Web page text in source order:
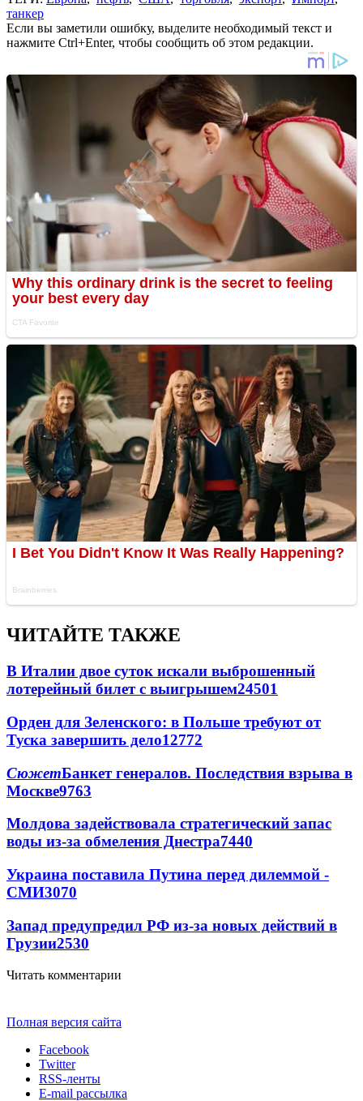
танкер
Если вы заметили ошибку, выделите необходимый текст и
нажмите Ctrl+Enter, чтобы сообщить об этом редакции.
ЧИТАЙТЕ ТАКЖЕ
В Италии двое суток искали выброшенный
лотерейный билет с выигрышем24501
Орден для Зеленского: в Польше требуют от
Туска завершить дело12772
СюжетБанкет генералов. Последствия взрыва в
Москве9763
Молдова задействовала стратегический запас
воды из-за обмеления Днестра7440
Украина поставила Путина перед дилеммой -
СМИ3070
Запад предупредил РФ из-за новых действий в
Грузии2530
Читать комментарии
Полная версия сайта
Facebook
Twitter
RSS-ленты
E-mail рассылка